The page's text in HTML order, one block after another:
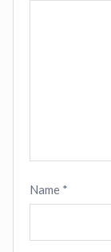
Name *